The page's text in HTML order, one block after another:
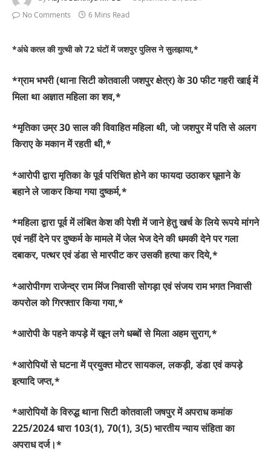
No Comments
6 Mins Read
*अंधे कत्ल की गुत्थी को 72 घंटों में जशपुर पुलिस ने सुलझाया,*
*ग्राम भभरी (थाना सिटी कोतवाली जशपुर क्षेत्र) के 30 फीट गहरी खाई में
मिला था अज्ञात महिला का शव,*
*मृतिका उम्र 30 साल की विवाहित महिला थी, जो जशपुर में पति से अलग
किराए के मकान में रहती थी,*
*आरोपी द्वारा मृतिका के पूर्व परिचित होने का फायदा उठाकर घूमाने के
बहाने ले जाकर किया गया दुष्कर्म,*
*महिला द्वारा पूर्व में लंबित केश की पेशी में जाने हेतु खर्च के लिये रूपये मांगने
एवं नहीं देने पर दुष्कर्म के मामले में जेल भेज देने की धमकी देने पर गला
दबाकर, पत्थर एवं डंडा से मारपीट कर उसकी हत्या कर दिये,*
*आरोपीगण राजेन्द्र राम मिंज निवासी सोगड़ा एवं संजय राम भगत निवासी
कपरोल को गिरफ्तार किया गया,*
*आरोपी के पहने कपड़े में खून लगे धब्बों से मिला अहम सुराग,*
*आरोपियों से घटना में प्रयुक्त मोटर सायकल, लकड़ी, डंडा एवं कपड़े
इत्यादि जप्त,*
*आरोपियों के विरुद्ध थाना सिटी कोतवाली जषपुर में अपराध कमांक
225/2024 धारा 103(1), 70(1), 3(5) भारतीय न्याय संहिता का
अपराध दर्ज।*